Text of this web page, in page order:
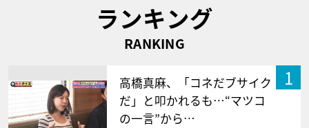
ランキング
RANKING
1
高橋真麻、「コネだブサイク
だ」と叩かれるも…“マツコ
の一言”から…